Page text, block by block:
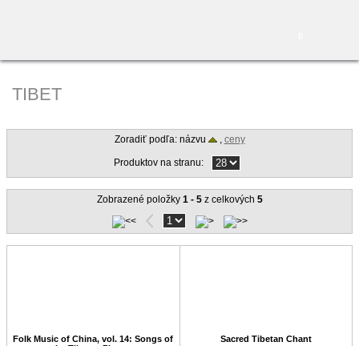
TIBET
Zoradiť podľa: názvu , ceny
Produktov na stranu:
Zobrazené položky 1 - 5z celkových 5
Folk Music of China, vol. 14: Songs of
Sacred Tibetan Chant